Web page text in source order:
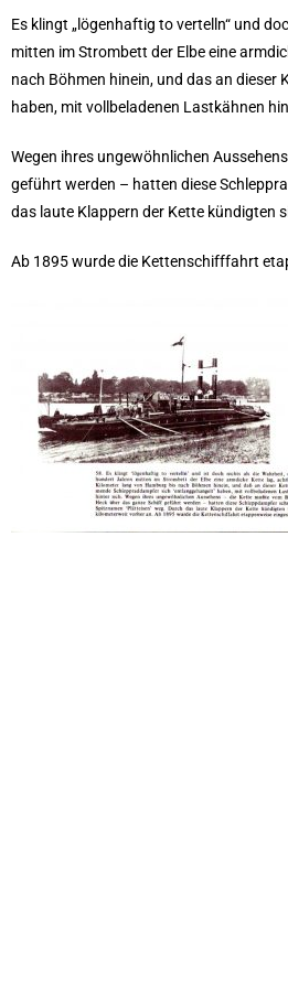
Es klingt „lögenhaftig to vertelln“ und
mitten im Strombett der Elbe eine
nach Böhmen hinein, und das an dieser
haben, mit vollbeladenen Lastkähnen
Wegen ihres ungewöhnlichen
geführt werden – hatten diese
das laute Klappern der Kette kündigten
Ab 1895 wurde die Kettenschifffahrt